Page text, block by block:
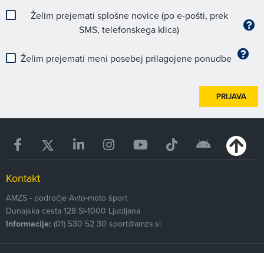
Želim prejemati splošne novice (po e-pošti, prek
SMS, telefonskega klica)
Želim prejemati meni posebej prilagojene ponudbe
PRIJAVA
Kontakt
AMZS - področje Avto-moto šport
Dunajska cesta 128 SI-1000 Ljubljana
Informacije: (01) 530 52 30 sport@amzs.si